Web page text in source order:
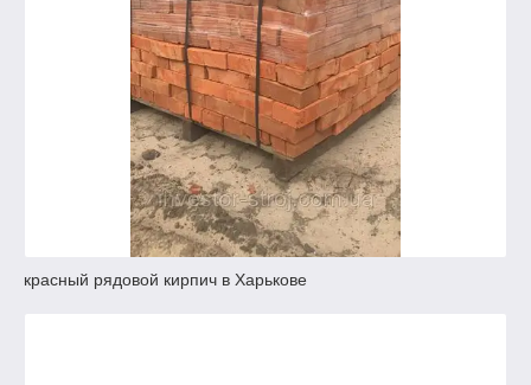
красный рядовой кирпич в Харькове